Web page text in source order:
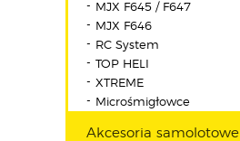
MJX F645 / F647
MJX F646
RC System
TOP HELI
XTREME
Microśmigłowce
Akcesoria samolotowe